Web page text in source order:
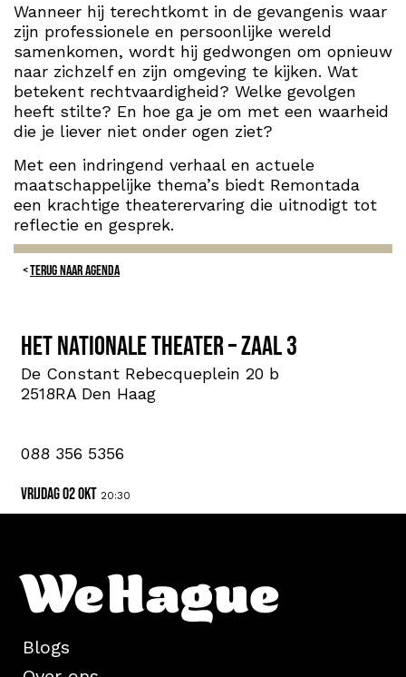
Wanneer hij terechtkomt in de gevangenis waar
zijn professionele en persoonlijke wereld
samenkomen, wordt hij gedwongen om opnieuw
naar zichzelf en zijn omgeving te kijken. Wat
betekent rechtvaardigheid? Welke gevolgen
heeft stilte? En hoe ga je om met een waarheid
die je liever niet onder ogen ziet?
Met een indringend verhaal en actuele
maatschappelijke thema’s biedt Remontada
een krachtige theaterervaring die uitnodigt tot
reflectie en gesprek.
TERUG NAAR AGENDA
Het Nationale Theater – Zaal 3
De Constant Rebecqueplein 20 b
2518RA Den Haag
088 356 5356
vrijdag 02 okt 20:30
Blogs